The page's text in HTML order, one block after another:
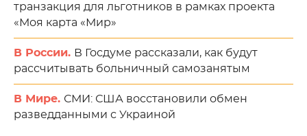
транзакция для льготников в рамках проекта
«Моя карта «Мир»
В России. В Госдуме рассказали, как будут
рассчитывать больничный самозанятым
В Мире. СМИ: США восстановили обмен
разведданными с Украиной